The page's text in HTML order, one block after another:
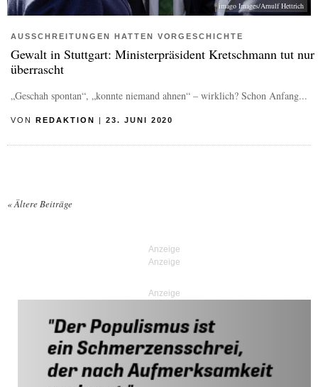
imago Images/Arnulf Hettrich
AUSSCHREITUNGEN HATTEN VORGESCHICHTE
Gewalt in Stuttgart: Ministerpräsident Kretschmann tut nur
überrascht
„Geschah spontan“, „konnte niemand ahnen“ – wirklich? Schon Anfang...
VON REDAKTION 23. JUNI 2020
«Ältere Beiträge
Anzeige